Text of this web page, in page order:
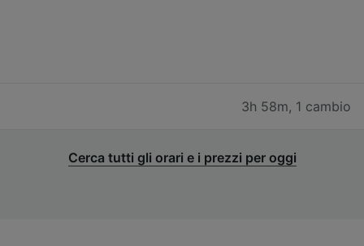
3h 58m, 1 cambio
Cerca tutti gli orari e i prezzi per oggi